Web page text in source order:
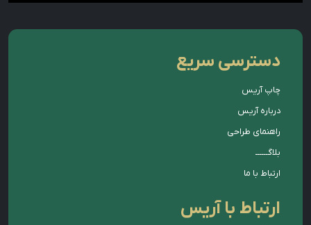
دسترسی سریع
چاپ آریس
درباره آریس
راهنمای طراحی
بلاگــــــ
ارتباط با ما
ارتباط با آریس